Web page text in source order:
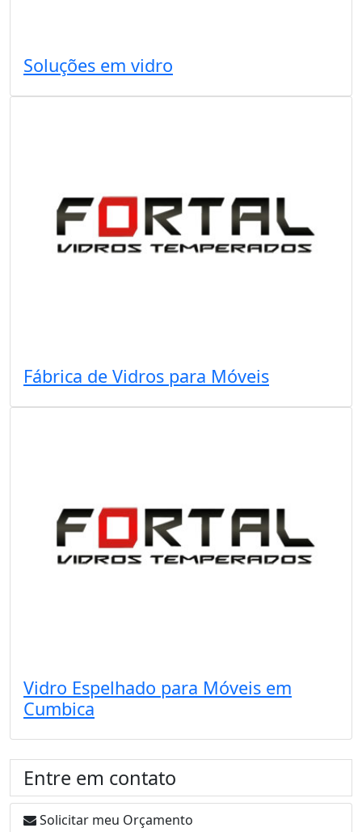
Soluções em vidro
Fábrica de Vidros para Móveis
Vidro Espelhado para Móveis em
Cumbica
Entre em contato
Solicitar meu Orçamento